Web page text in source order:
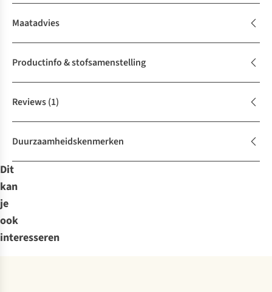
Maatadvies
Productinfo & stofsamenstelling
Reviews(1)
Duurzaamheidskenmerken
Dit
kan
je
ook
interesseren